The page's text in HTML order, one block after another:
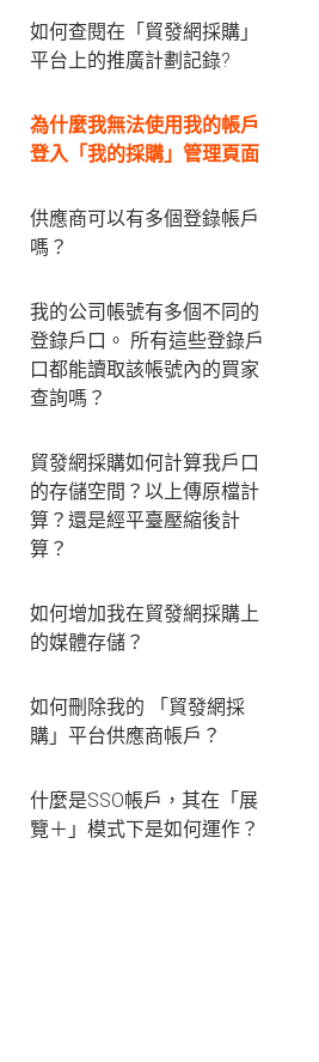
如何查閱在「貿發網採購」
平台上的推廣計劃記錄?
為什麼我無法使用我的帳戶
登入「我的採購」管理頁面
供應商可以有多個登錄帳戶
嗎？
我的公司帳號有多個不同的
登錄戶口。 所有這些登錄戶
口都能讀取該帳號內的買家
查詢嗎？
貿發網採購如何計算我戶口
的存儲空間？以上傳原檔計
算？還是經平臺壓縮後計
算？
如何增加我在貿發網採購上
的媒體存儲？
如何刪除我的 「貿發網採
購」平台供應商帳戶？
什麼是SSO帳戶，其在「展
覽＋」模式下是如何運作？